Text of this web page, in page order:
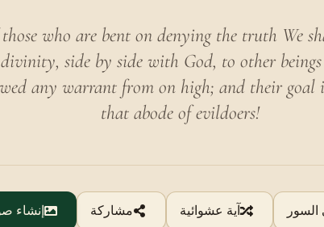
who are bent on denying the truth We
side by side with God, to other
any warrant from on high; and their
that abode of evildoers!
السور آية عشوائية مشاركة إنشاء